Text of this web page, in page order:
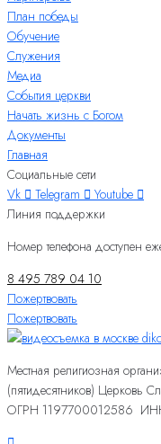
План победы
Обучение
Служения
Медиа
События церкви
Начать жизнь с Богом
Документы
Главная
Социальные сети
Vk
Telegram
Youtube
Линия поддержки
Номер телефона доступен
8 495 789 04 10
Пожертвовать
Пожертвовать
Местная религиозная
(пятидесятников) Церковь
ОГРН 1197700012586